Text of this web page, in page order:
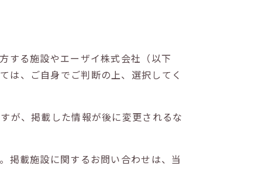
する施設やエーザイ株式会社（以下
は、ご自身でご判断の上、選択してく
が、掲載した情報が後に変更されるな
掲載施設に関するお問い合わせは、当